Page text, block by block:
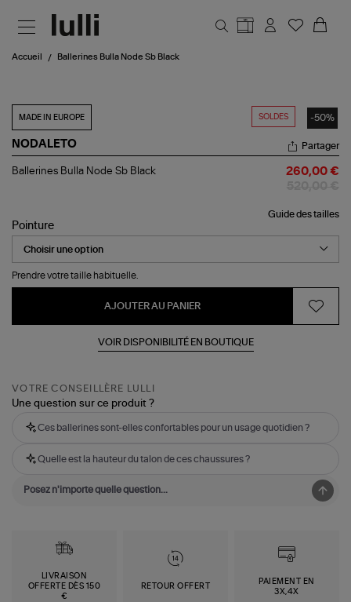
Accueil Ballerines Bulla Node Sb Black
SOLDES -50%
MADE IN EUROPE
NODALETO
Ballerines
Black
Partager
Ballerines Bulla Node Sb Black 260,00 €
Guide des tailles
Pointure
Prendre votre taille habituelle.
AJOUTER AU PANIER
VOIR DISPONIBILITÉ EN BOUTIQUE
VOTRE CONSEILLÈRE LULLI
Une question sur ce produit ?
Ces ballerines sont-elles confortables pour un usage quotidien ?
Quelle est la hauteur du talon de ces chaussures ?
LIVRAISON
OFFERTE DÈS 150
€
RETOUR OFFERT
PAIEMENT EN
3X,4X